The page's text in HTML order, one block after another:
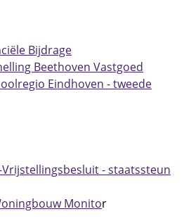
Bijdrage
Beethoven Vastgoed
Eindhoven - tweede
Vrijstellingsbesluit - staatssteun
Monitor